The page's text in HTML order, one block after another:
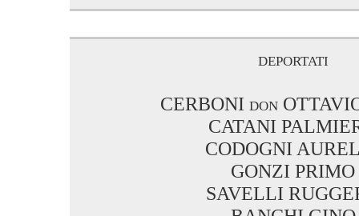
deportati
CERBONI don
CATANI
CODOGNI
GONZI PRIMO
SAVELLI